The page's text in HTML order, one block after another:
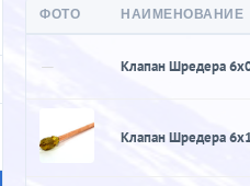
ФОТО НАИМЕНОВАНИЕ
— Клапан Шредера
Клапан Шредера